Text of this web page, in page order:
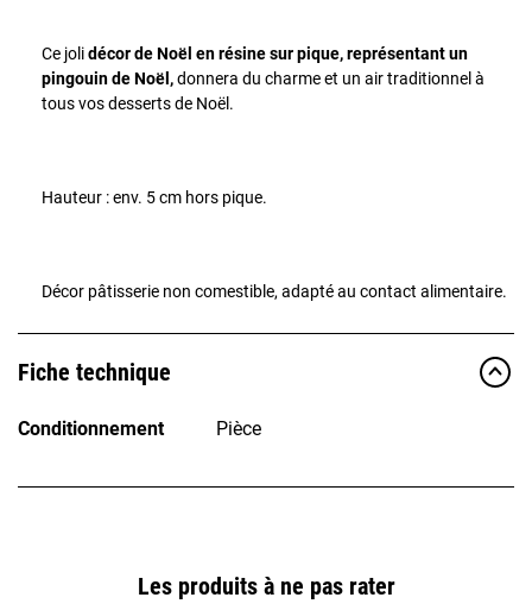
Ce jolidécor de Noël en résine sur pique, représentant un
pingouin de Noël,donnera du charme et un air traditionnel à
tous vos desserts de Noël.
Hauteur : env. 5 cm hors pique.
Décor pâtisserie non comestible, adapté au contact alimentaire.
Fiche technique
Conditionnement Pièce
Les produits à ne pas rater